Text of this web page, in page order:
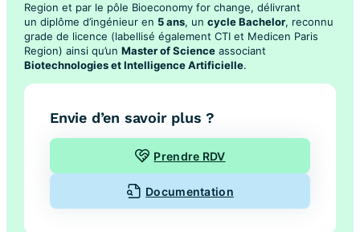
Region et par le pôle Bioeconomy for change, délivrant
un diplôme d’ingénieur en 5 ans, un cycle Bachelor, reconnu
grade de licence (labellisé également CTI et Medicen Paris
Region) ainsi qu’un Master of Science associant
Biotechnologies et Intelligence Artificielle.
Envie d’en savoir plus ?
Prendre RDV
Documentation